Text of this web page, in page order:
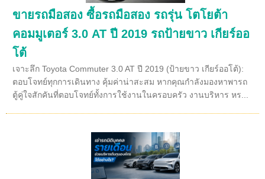
ขายรถมือสอง ซื้อรถมือสอง รถรุ่น โตโยต้า
คอมมูเตอร์ 3.0 AT ปี 2019 รถป้ายขาว เกียร์ออ
โต้
เจาะลึก Toyota Commuter 3.0 AT ปี 2019 (ป้ายขาว เกียร์ออโต้):
ตอบโจทย์ทุกการเดินทาง คุ้มค่าน่าสะสม หากคุณกำลังมองหาพารถ
ตู้คู่ใจสักคันที่ตอบโจทย์ทั้งการใช้งานในครอบครัว งานบริหาร หร...